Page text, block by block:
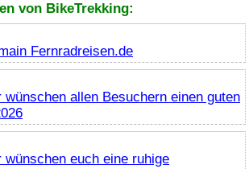
von BikeTrekking:
Fernradreisen.de
wünschen allen Besuchern einen guten
wünschen euch eine ruhige